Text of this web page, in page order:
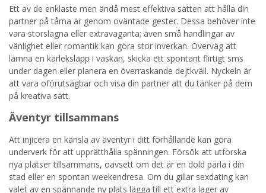
Ett av de enklaste men ändå mest effektiva sätten att hålla din
partner på tårna är genom oväntade gester. Dessa behöver inte
vara storslagna eller extravaganta; även små handlingar av
vänlighet eller romantik kan göra stor inverkan. Överväg att
lämna en kärlekslapp i väskan, skicka ett spontant flirtigt sms
under dagen eller planera en överraskande dejtkväll. Nyckeln är
att vara oförutsägbar och visa din partner att du tänker på dem
på kreativa sätt.
Äventyr tillsammans
Att injicera en känsla av äventyr i ditt förhållande kan göra
underverk för att upprätthålla spänningen. Försök att utforska
nya platser tillsammans, oavsett om det är en dold pärla i din
stad eller en spontan weekendresa. Om du gillar sexdating kan
valet av en spännande ny plats lägga till ett extra lager av